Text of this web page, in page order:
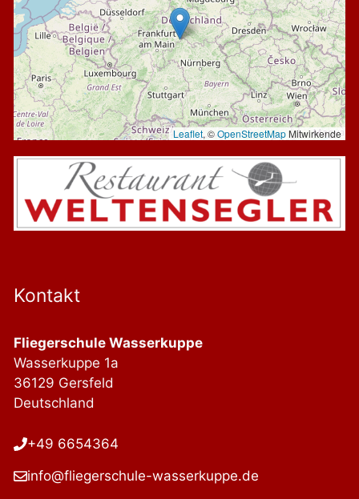
Leaflet, ©OpenStreetMapMitwirkende
Kontakt
Fliegerschule Wasserkuppe
Wasserkuppe 1a
36129 Gersfeld
Deutschland
+49 6654364
info@fliegerschule-wasserkuppe.de